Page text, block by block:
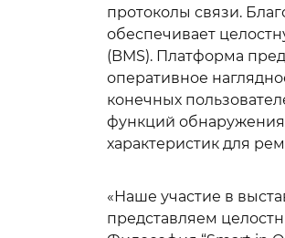
протоколы связи.
обеспечивает
(BMS). Платформа
оперативное
конечных
функций
характеристик для
«Наше участие в
представляем